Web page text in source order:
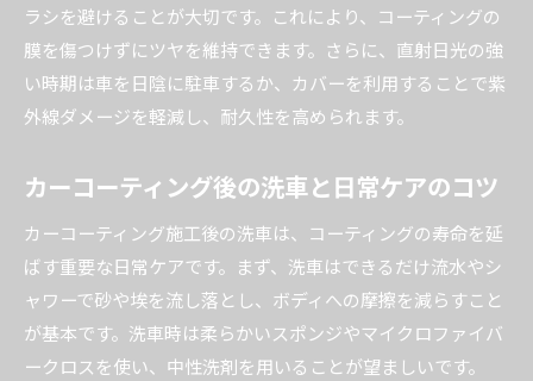
ラシを避けることが大切です。これにより、コーティングの
膜を傷つけずにツヤを維持できます。さらに、直射日光の強
い時期は車を日陰に駐車するか、カバーを利用することで紫
外線ダメージを軽減し、耐久性を高められます。
カーコーティング後の洗車と日常ケアのコツ
カーコーティング施工後の洗車は、コーティングの寿命を延
ばす重要な日常ケアです。まず、洗車はできるだけ流水やシ
ャワーで砂や埃を流し落とし、ボディへの摩擦を減らすこと
が基本です。洗車時は柔らかいスポンジやマイクロファイバ
ークロスを使い、中性洗剤を用いることが望ましいです。